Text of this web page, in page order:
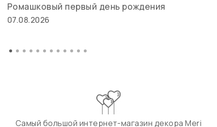
Ромашковый первый день рождения
07.08.2026
Самый большой интернет-магазин декора Meri